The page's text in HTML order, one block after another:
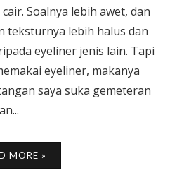
Soalnya lebih awet, dan
teksturnya lebih halus dan
eyeliner jenis lain. Tapi
eyeliner, makanya
saya suka gemeteran
MORE »